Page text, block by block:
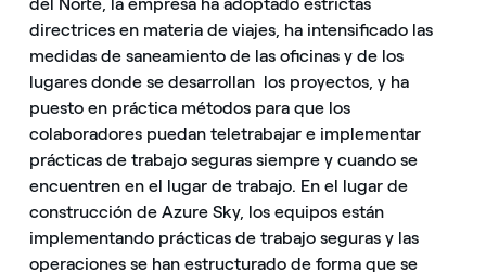
directrices en materia de viajes, ha intensificado las
medidas de saneamiento de las oficinas y de los
lugares donde se desarrollan los proyectos, y ha
puesto en práctica métodos para que los
colaboradores puedan teletrabajar e implementar
prácticas de trabajo seguras siempre y cuando se
encuentren en el lugar de trabajo. En el lugar de
construcción de Azure Sky, los equipos están
implementando prácticas de trabajo seguras y las
operaciones se han estructurado de forma que se